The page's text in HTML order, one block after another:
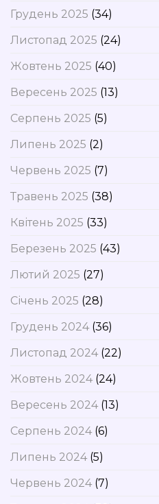
Грудень 2025 (34)
Листопад 2025 (24)
Жовтень 2025 (40)
Вересень 2025 (13)
Серпень 2025 (5)
Липень 2025 (2)
Червень 2025 (7)
Травень 2025 (38)
Квітень 2025 (33)
Березень 2025 (43)
Лютий 2025 (27)
Січень 2025 (28)
Грудень 2024(36)
Листопад 2024(22)
Жовтень 2024(24)
Вересень 2024(13)
Серпень 2024(6)
Липень 2024(5)
Червень 2024(7)